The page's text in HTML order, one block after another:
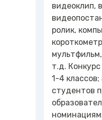
видеоклип,
ролик,
т.д.
1-4 классов;
студентов